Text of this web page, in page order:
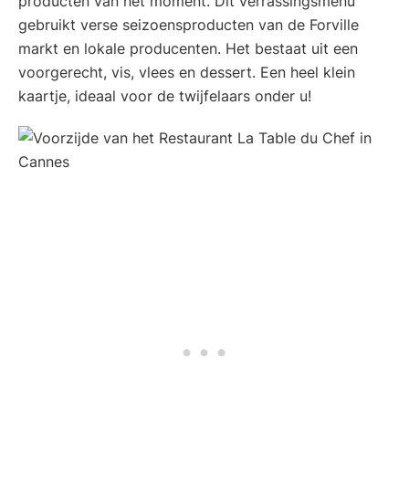
gebruikt verse seizoensproducten van de Forville
markt en lokale producenten. Het bestaat uit een
voorgerecht, vis, vlees en dessert. Een heel klein
kaartje, ideaal voor de twijfelaars onder u!